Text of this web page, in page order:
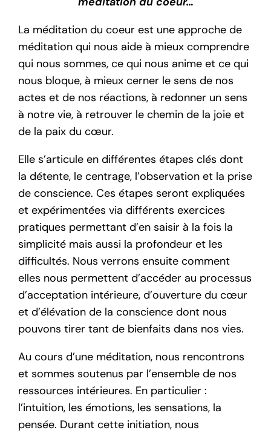
La méditation du coeur est une approche de
méditation qui nous aide à mieux comprendre
qui nous sommes, ce qui nous anime et ce qui
nous bloque, à mieux cerner le sens de nos
actes et de nos réactions, à redonner un sens
à notre vie, à retrouver le chemin de la joie et
de la paix du cœur.
Elle s’articule en différentes étapes clés dont
la détente, le centrage, l’observation et la prise
de conscience. Ces étapes seront expliquées
et expérimentées via différents exercices
pratiques permettant d’en saisir à la fois la
simplicité mais aussi la profondeur et les
difficultés. Nous verrons ensuite comment
elles nous permettent d’accéder au processus
d’acceptation intérieure, d’ouverture du cœur
et d’élévation de la conscience dont nous
pouvons tirer tant de bienfaits dans nos vies.
Au cours d’une méditation, nous rencontrons
et sommes soutenus par l’ensemble de nos
ressources intérieures. En particulier :
l’intuition, les émotions, les sensations, la
pensée. Durant cette initiation, nous